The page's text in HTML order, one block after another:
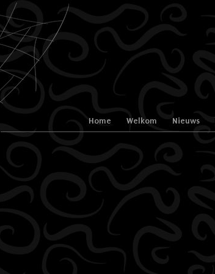
Menu
Naar de inhoud springen
Home Welkom Nieuws